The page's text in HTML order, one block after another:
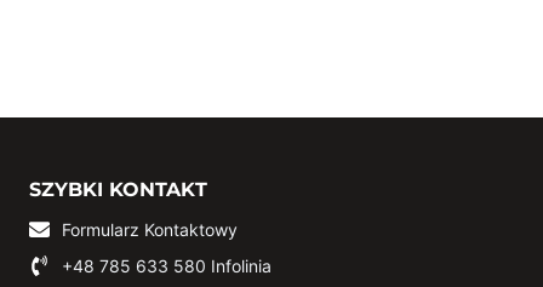
SZYBKI KONTAKT
Formularz Kontaktowy
+48 785 633 580 Infolinia